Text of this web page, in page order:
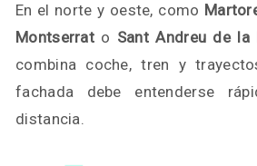
En el norte y oeste, como
Montserrat o Sant Andreu de la
combina coche, tren y
fachada debe entenderse
distancia.